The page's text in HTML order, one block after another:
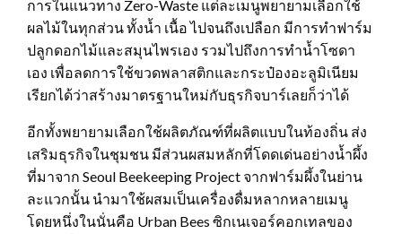
การในแนวทาง Zero-Waste แต่ละเมนูพยายามเลือกใช้
ผลไม้ในทุกส่วน ทั้งน้ำ เนื้อ ไปจนถึงเปลือก มีการทำฟาร์ม
ปลูกดอกไม้และสมุนไพรเอง รวมไปถึงการทำน้ำโซดา
เอง เพื่อลดการใช้ขวดพลาสติกและกระป๋องอะลูมิเนียม
เรียกได้ว่าสร้างมาตรฐานใหม่กับธุรกิจบาร์เลยก็ว่าได้
อีกทั้งพยายามเลือกใช้ผลิตภัณฑ์ที่ผลิตแบบในท้องถิ่น ส่ง
เสริมธุรกิจในชุมชน มีส่วนผสมหลักที่โดดเด่นอย่างน้ำผึ้ง
ที่มาจาก Seoul Beekeeping Project จากฟาร์มผึ้งในย่าน
ละแวกนั้น นำมาใช้ผสมเป็นเครื่องดื่มหลากหลายเมนู
โดยหนึ่งในนั่นคือ Urban Bees ซิกเนเจอร์คอกเทลของ